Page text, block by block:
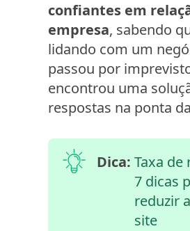
confiantes em
empresa, sabendo
lidando com um
passou por
encontrou uma
respostas na ponta
Dica: Taxa de
7 dicas
reduzir
site